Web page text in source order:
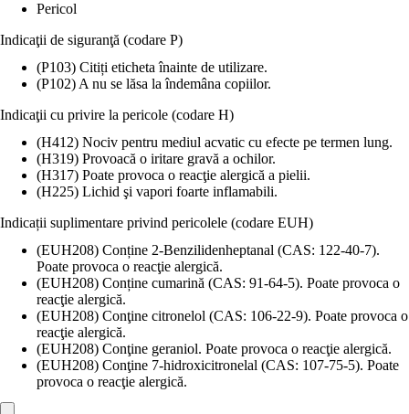
Pericol
Indicaţii de siguranţă (codare P)
(P103) Citiți eticheta înainte de utilizare.
(P102) A nu se lăsa la îndemâna copiilor.
Indicaţii cu privire la pericole (codare H)
(H412) Nociv pentru mediul acvatic cu efecte pe termen lung.
(H319) Provoacă o iritare gravă a ochilor.
(H317) Poate provoca o reacţie alergică a pielii.
(H225) Lichid şi vapori foarte inflamabili.
Indicații suplimentare privind pericolele (codare EUH)
(EUH208) Conține 2-Benzilidenheptanal (CAS: 122-40-7).
Poate provoca o reacţie alergică.
(EUH208) Conține cumarină (CAS: 91-64-5). Poate provoca o
reacţie alergică.
(EUH208) Conţine citronelol (CAS: 106-22-9). Poate provoca o
reacţie alergică.
(EUH208) Conţine geraniol. Poate provoca o reacţie alergică.
(EUH208) Conţine 7-hidroxicitronelal (CAS: 107-75-5). Poate
provoca o reacţie alergică.